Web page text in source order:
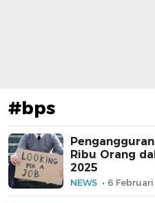
#bps
Ribu Orang
2025
NEWS 6 Februari